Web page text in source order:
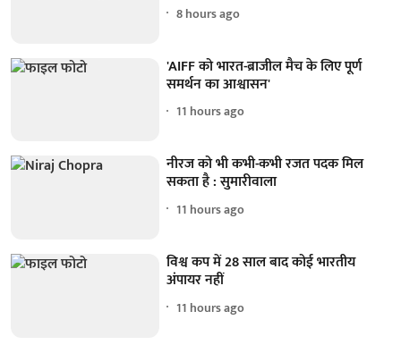
8 hours ago
'AIFF को भारत-ब्राजील मैच के लिए पूर्ण
समर्थन का आश्वासन'
11 hours ago
नीरज को भी कभी-कभी रजत पदक मिल
सकता है : सुमारीवाला
11 hours ago
विश्व कप में 28 साल बाद कोई भारतीय
अंपायर नहीं
11 hours ago